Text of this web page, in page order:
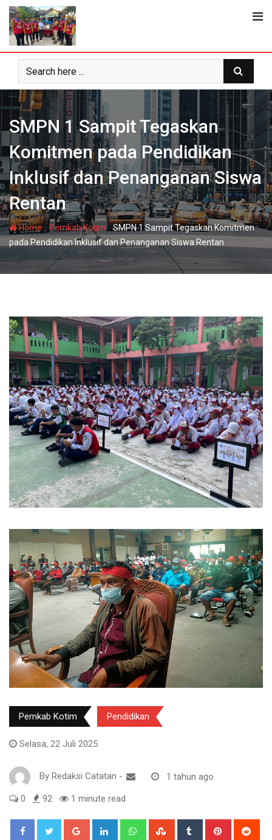
Skip
content
SMPN 1 Sampit Tegaskan
Komitmen pada Pendidikan
Inklusif dan Penanganan Siswa
Rentan
Home-Pemkab Kotim-SMPN 1 Sampit Tegaskan Komitmen
pada Pendidikan Inklusif dan Penanganan Siswa Rentan
Pemkab Kotim Pendidikan
Selasa, 22 Juli 2025
By Redaksi Catatan - 1 tahun ago
0 92 1 minute read
Google+ LinkedIn WhatsappStumbleUpon
Tumblr Pinterest